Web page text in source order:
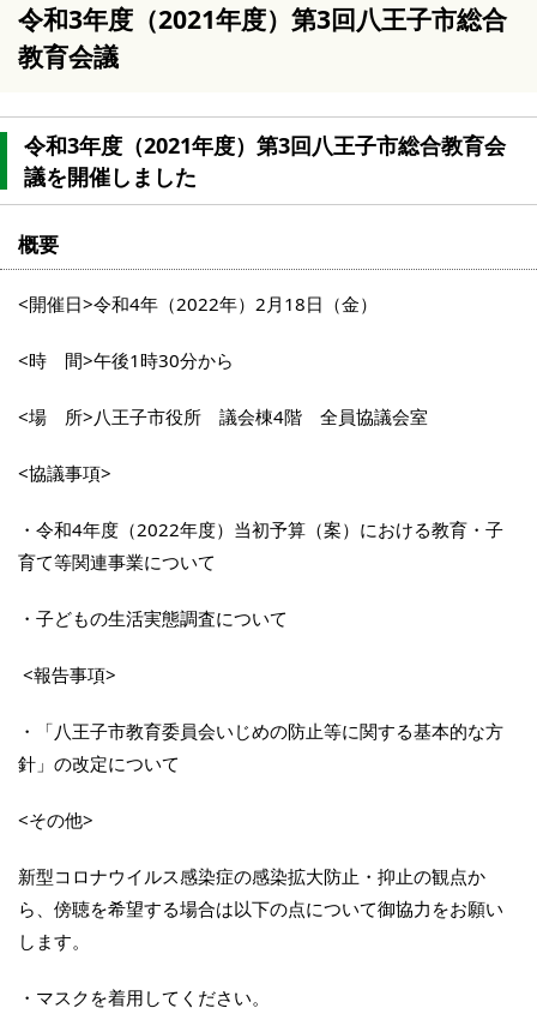
令和3年度（2021年度）第3回八王子市総合
教育会議
令和3年度（2021年度）第3回八王子市総合教育会
議を開催しました
概要
<開催日>令和4年（2022年）2月18日（金）
<時 間>午後1時30分から
<場 所>八王子市役所 議会棟4階 全員協議会室
<協議事項>
・令和4年度（2022年度）当初予算（案）における教育・子
育て等関連事業について
・子どもの生活実態調査について
<報告事項>
・「八王子市教育委員会いじめの防止等に関する基本的な方
針」の改定について
<その他>
新型コロナウイルス感染症の感染拡大防止・抑止の観点か
ら、傍聴を希望する場合は以下の点について御協力をお願い
します。
・マスクを着用してください。